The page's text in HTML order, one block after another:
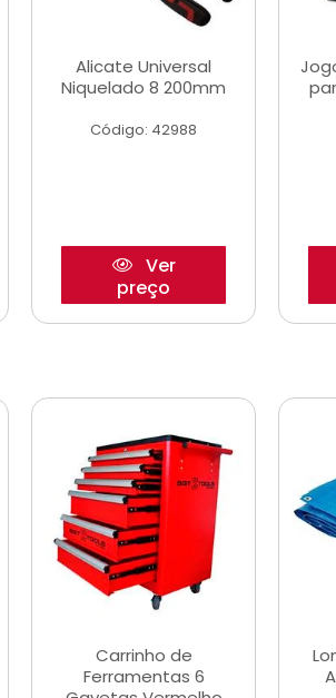
Alicate Universal
Niquelado 8 200mm
Código: 42988
Ver
preço
Carrinho de
Ferramentas 6